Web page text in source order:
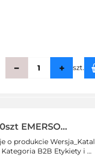
szt.
EMERSON
o produkcie
B2B Etykiety i ...